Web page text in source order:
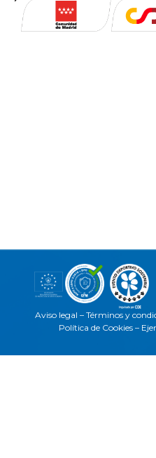
Aviso legal – Términos y
Política de Cookies –